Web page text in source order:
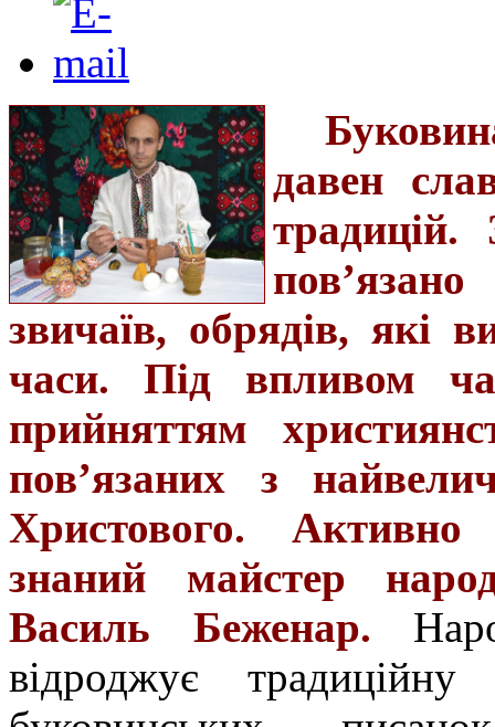
давен
традицій.
звичаїв, обрядів, які
часи. Під впливом
прийняттям
пов’язаних з
Христового. Активно
знаний майстер
Василь Беженар.
відроджує